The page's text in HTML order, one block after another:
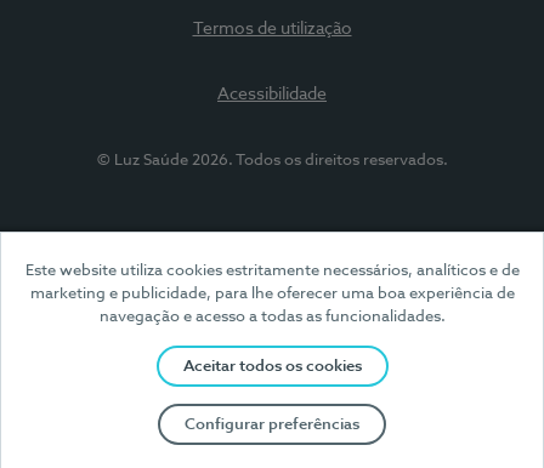
Este website utiliza cookies estritamente necessários, analíticos e de
marketing e publicidade, para lhe oferecer uma boa experiência de
navegação e acesso a todas as funcionalidades.
Aceitar todos os cookies
Configurar preferências
Termos de utilização
Acessibilidade
© Luz Saúde 2026. Todos os direitos reservados.